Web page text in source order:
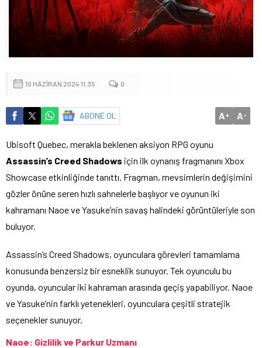
10 HAZIRAN 2024 11:35 0
ABONE OL A+ A-
Ubisoft Quebec, merakla beklenen aksiyon RPG oyunu
Assassin’s Creed Shadows için ilk oynanış fragmanını Xbox
Showcase etkinliğinde tanıttı. Fragman, mevsimlerin değişimini
gözler önüne seren hızlı sahnelerle başlıyor ve oyunun iki
kahramanı Naoe ve Yasuke’nin savaş halindeki görüntüleriyle son
buluyor.
Assassin’s Creed Shadows, oyunculara görevleri tamamlama
konusunda benzersiz bir esneklik sunuyor. Tek oyunculu bu
oyunda, oyuncular iki kahraman arasında geçiş yapabiliyor. Naoe
ve Yasuke’nin farklı yetenekleri, oyunculara çeşitli stratejik
seçenekler sunuyor.
Naoe: Gizlilik ve Parkur Uzmanı